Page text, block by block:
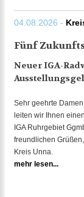
04.08.2026 -
Fünf
Neuer IGA-
Sehr geehrte
leiten wir Ihnen
IGA Ruhrgebiet
freundlichen
Kreis Unna.
mehr lesen...